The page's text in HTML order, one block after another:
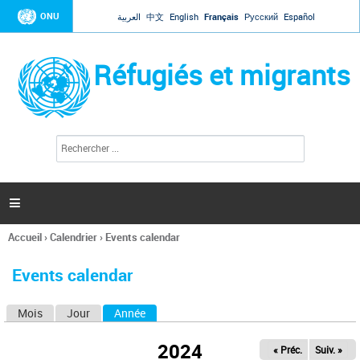
Jump to navigation
ONU العربية 中文 English Français Русский Español
Réfugiés et migrants
l
c
h
e

Vous
ici
Accueil›Calendrier› Events calendar
Events calendar
Mois Jour Année
2024 « Préc. Suiv. »